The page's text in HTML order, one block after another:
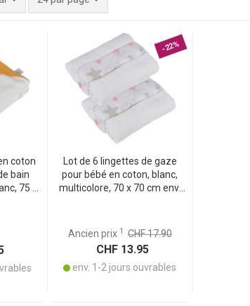
coton
bain
75 x
-22%
Lot de 6 lingettes de gaze
pour bébé en coton, blanc,
multicolore, 70 x 70 cm env.
Ancien prix 1 CHF 17.90
CHF 13.95
env. 1-2 jours ouvrables